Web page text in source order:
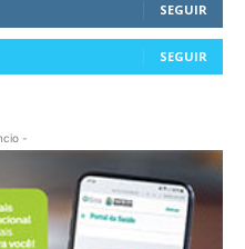
SEGUIR
SEGUIR
-